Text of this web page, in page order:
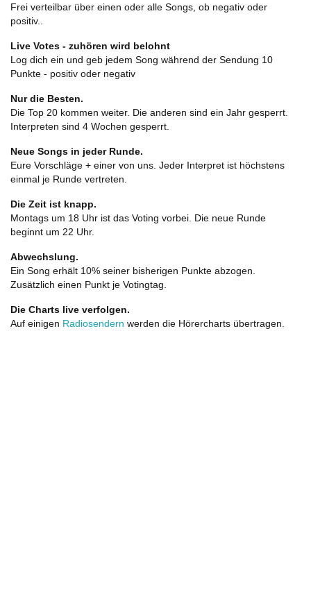
Frei verteilbar über einen oder alle Songs, ob negativ oder
positiv..
Live Votes - zuhören wird belohnt
Log dich ein und geb jedem Song während der Sendung 10
Punkte - positiv oder negativ
Nur die Besten.
Die Top 20 kommen weiter. Die anderen sind ein Jahr gesperrt.
Interpreten sind 4 Wochen gesperrt.
Neue Songs in jeder Runde.
Eure Vorschläge + einer von uns. Jeder Interpret ist höchstens
einmal je Runde vertreten.
Die Zeit ist knapp.
Montags um 18 Uhr ist das Voting vorbei. Die neue Runde
beginnt um 22 Uhr.
Abwechslung.
Ein Song erhält 10% seiner bisherigen Punkte abzogen.
Zusätzlich einen Punkt je Votingtag.
Die Charts live verfolgen.
Auf einigen Radiosendern werden die Hörercharts übertragen.